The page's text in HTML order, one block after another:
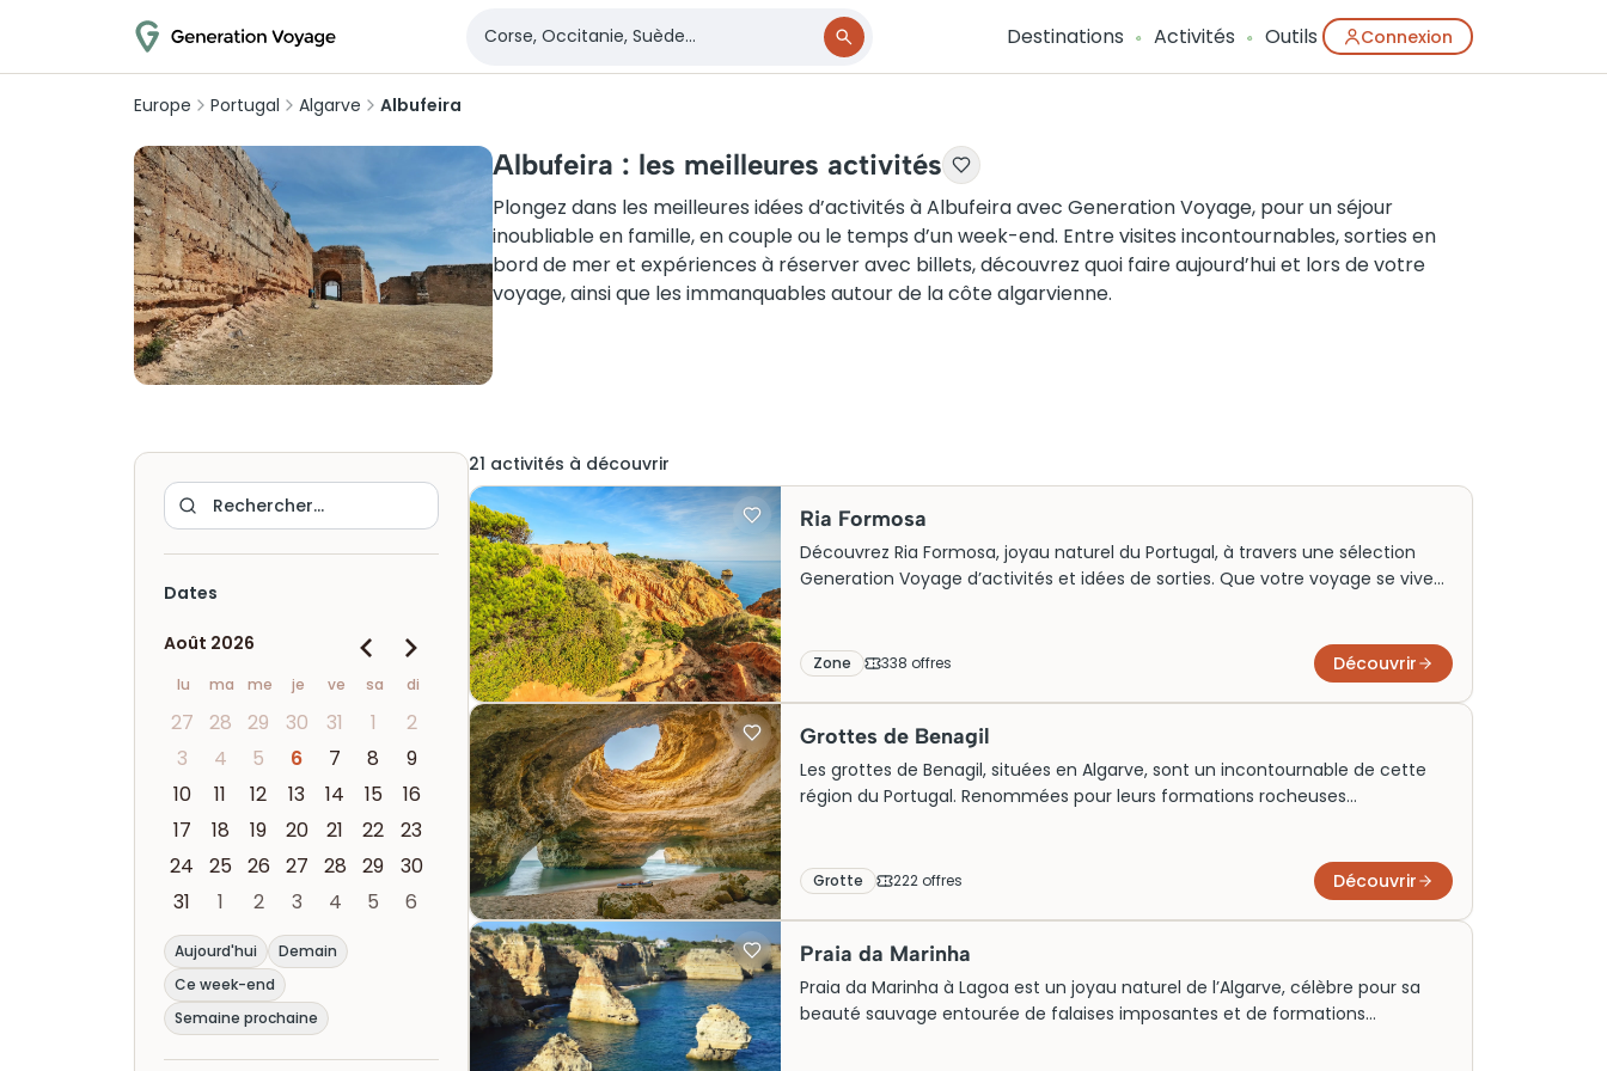
Destinations Activités Outils Connexion
Europe Portugal Algarve Albufeira
Albufeira : les meilleures activités
Plongez dans les meilleures idées d’activités à Albufeira avec Generation Voyage, pour un séjour
inoubliable en famille, en couple ou le temps d’un week-end. Entre visites incontournables, sorties en
bord de mer et expériences à réserver avec billets, découvrez quoi faire aujourd’hui et lors de votre
voyage, ainsi que les immanquables autour de la côte algarvienne.
Dates
Août 2026
lu ma me je ve sa di
27 28 29 30 31 1
2
3
4 5 6 7 8
9
10
11 12 13 14 15
16
17
18 19 20 21 22
23
24
25 26 27 28 29
30
31
1 2 3 4 5 6
Aujourd'hui
Demain
Ce week-end
Semaine prochaine
21 activités à découvrir
Ria Formosa
Découvrez Ria Formosa, joyau naturel du Portugal, à travers une sélection
Generation Voyage d’activités et idées de sorties. Que votre voyage se vive
du lagon.
Zone 338 offres Découvrir
Grottes de Benagil
Les grottes de Benagil, situées en Algarve, sont un incontournable de cette
région du Portugal. Renommées pour leurs formations rocheuses
la côte portugaise. Accessibles principalement par bateau ou kayak, elles
sont une attraction prisée pour les amateurs de nature et de photographie,
offrant des panoramas uniques et inoubliables.
Grotte 222 offres Découvrir
Praia da Marinha
Praia da Marinha à Lagoa est un joyau naturel de l’Algarve, célèbre pour sa
beauté sauvage entourée de falaises imposantes et de formations